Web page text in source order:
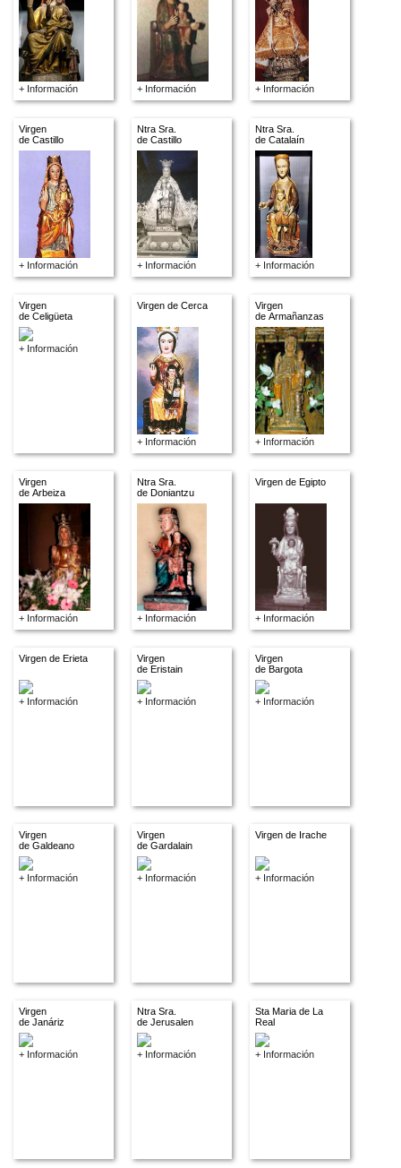
+ Información + Información + Información
Virgen
de Castillo
+ Información
Ntra Sra.
de Castillo
+ Información
Ntra Sra.
de Catalaín
+ Información
Virgen
de Celigüeta
+ Información
Virgen de Cerca
+ Información
Virgen
de Armañanzas
+ Información
Virgen
de Arbeiza
+ Información
Ntra Sra.
de Doniantzu
+ Información
Virgen de Egipto
+ Información
Virgen de Erieta
+ Información
Virgen
de Eristain
+ Información
Virgen
de Bargota
+ Información
Virgen
de Galdeano
+ Información
Virgen
de Gardalain
+ Información
Virgen de Irache
+ Información
Virgen
de Janáriz
+ Información
Ntra Sra.
de Jerusalen
+ Información
Sta Maria de La
Real
+ Información